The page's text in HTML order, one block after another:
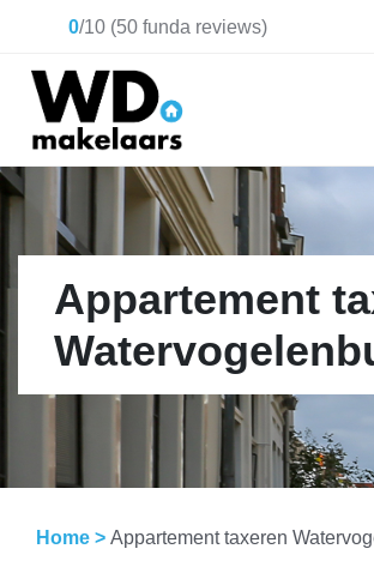
0/10 (50 funda reviews)
Appartement
Home > Appartement taxeren